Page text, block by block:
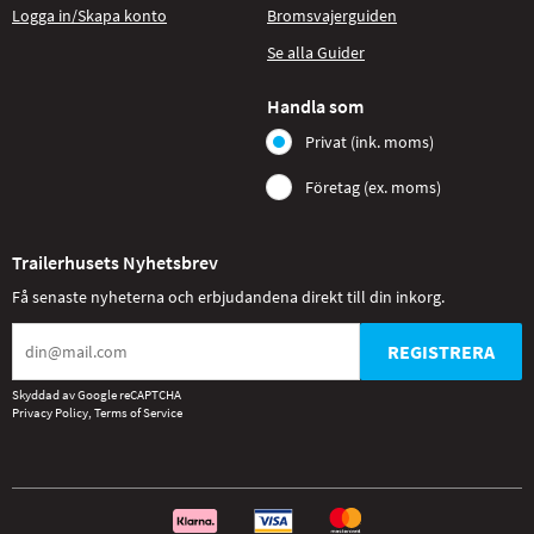
Logga in/Skapa konto
Bromsvajerguiden
Se alla Guider
Handla som
Privat (ink. moms)
Företag (ex. moms)
Trailerhusets Nyhetsbrev
Få senaste nyheterna och erbjudandena direkt till din inkorg.
REGISTRERA
Skyddad av Google reCAPTCHA
Privacy Policy, Terms of Service